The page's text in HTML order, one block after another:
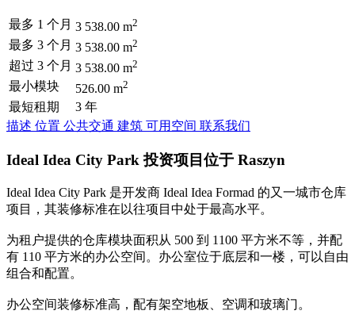
最多 1 个月 3 538.00 m2
最多 3 个月 3 538.00 m2
超过 3 个月 3 538.00 m2
最小模块 526.00 m2
最短租期
3 年
描述 位置 公共交通 建筑 可用空间 联系我们
Ideal Idea City Park 投资项目位于 Raszyn
Ideal Idea City Park 是开发商 Ideal Idea Formad 的又一城市仓库
项目，其装修标准在以往项目中处于最高水平。
为租户提供的仓库模块面积从 500 到 1100 平方米不等，并配
有 110 平方米的办公空间。办公室位于底层和一楼，可以自由
组合和配置。
办公空间装修标准高，配有架空地板、空调和玻璃门。